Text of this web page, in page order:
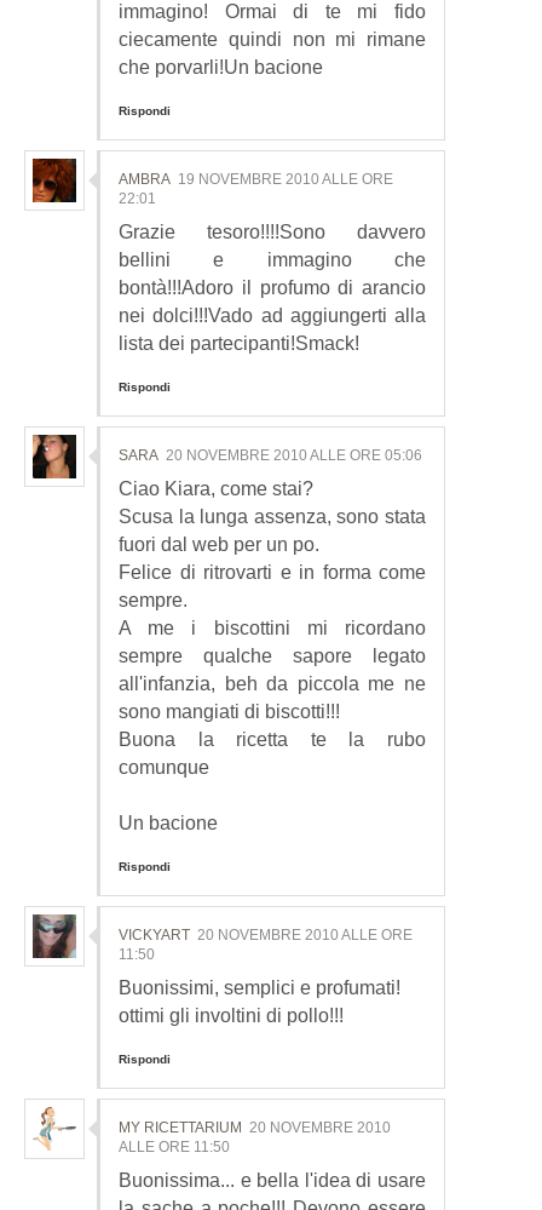
immagino! Ormai di te mi fido
ciecamente quindi non mi rimane
che porvarli!Un bacione
Rispondi
AMBRA 19 NOVEMBRE 2010 ALLE ORE
22:01
Grazie tesoro!!!!Sono davvero
bellini e immagino che
bontà!!!Adoro il profumo di arancio
nei dolci!!!Vado ad aggiungerti alla
lista dei partecipanti!Smack!
Rispondi
SARA 20 NOVEMBRE 2010 ALLE ORE 05:06
Ciao Kiara, come stai?
Scusa la lunga assenza, sono stata
fuori dal web per un po.
Felice di ritrovarti e in forma come
sempre.
A me i biscottini mi ricordano
sempre qualche sapore legato
all'infanzia, beh da piccola me ne
sono mangiati di biscotti!!!
Buona la ricetta te la rubo
comunque
Un bacione
Rispondi
VICKYART 20 NOVEMBRE 2010 ALLE ORE
11:50
Buonissimi, semplici e profumati!
ottimi gli involtini di pollo!!!
Rispondi
MY RICETTARIUM 20 NOVEMBRE 2010
ALLE ORE 11:50
Buonissima... e bella l'idea di usare